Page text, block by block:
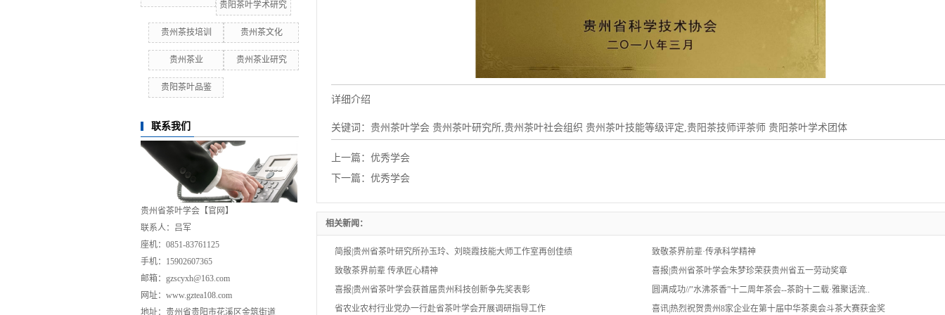
贵阳茶叶学术研究
贵州茶技培训 贵州茶文化
贵州茶业 贵州茶业研究
贵阳茶叶品鉴
联系我们
贵州省茶叶学会【官网】
联系人：吕军
座机：0851-83761125
手机：15902607365
邮箱：gzscyxh@163.com
网址：www.gztea108.com
地址：贵州省贵阳市花溪区金筑街道
详细介绍
关键词： 贵州茶叶学会 贵州茶叶研究所,贵州茶叶社会组织 贵州茶叶技能等级评定,贵阳茶技师评茶师 贵阳茶叶学术团体
上一篇： 优秀学会
下一篇： 优秀学会
相关新闻：
简报|贵州省茶叶研究所孙玉玲、刘晓霞技能大师工作室再创佳绩
致敬茶界前辈·传承科学精神
致敬茶界前辈 传承匠心精神
喜报|贵州省茶叶学会朱梦珍荣获贵州省五一劳动奖章
喜报|贵州省茶叶学会获首届贵州科技创新争先奖表彰
圆满成功//"水沸茶香”十二周年茶会--茶韵十二载·雅聚话流..
省农业农村行业党办一行赴省茶叶学会开展调研指导工作
喜讯|热烈祝贺贵州8家企业在第十届中华茶奥会斗茶大赛获金奖